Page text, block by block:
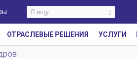
ОТРАСЛЕВЫЕ РЕШЕНИЯ УСЛУГИ